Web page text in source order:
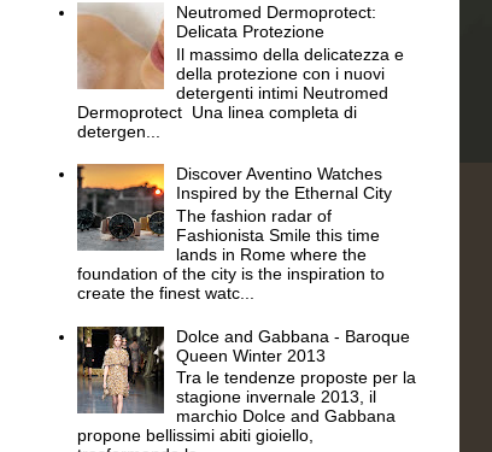
Neutromed Dermoprotect:
Delicata Protezione
Il massimo della delicatezza e
della protezione con i nuovi
detergenti intimi Neutromed
Dermoprotect Una linea completa di
detergen...
Discover Aventino Watches
Inspired by the Ethernal City
The fashion radar of
Fashionista Smile this time
lands in Rome where the
foundation of the city is the inspiration to
create the finest watc...
Dolce and Gabbana - Baroque
Queen Winter 2013
Tra le tendenze proposte per la
stagione invernale 2013, il
marchio Dolce and Gabbana
propone bellissimi abiti gioiello,